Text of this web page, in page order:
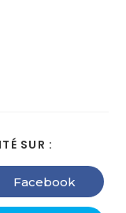
SUR :
Facebook